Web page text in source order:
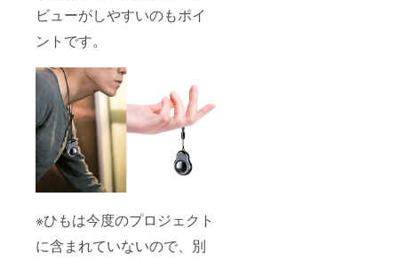
ビューがしやすいのもポイ
ントです。
※ひもは今度のプロジェクト
に含まれていないので、別